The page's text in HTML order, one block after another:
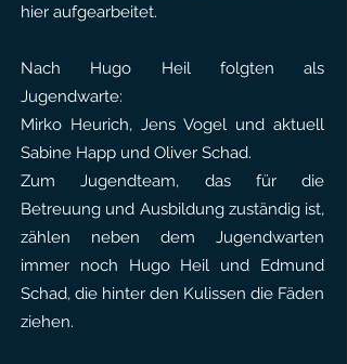
hier aufgearbeitet.
Nach Hugo Heil folgten als
Jugendwarte:
Mirko Heurich, Jens Vogel und aktuell
Sabine Happ und Oliver Schad.
Zum Jugendteam, das für die
Betreuung und Ausbildung zuständig ist,
zählen neben dem Jugendwarten
immer noch Hugo Heil und Edmund
Schad, die hinter den Kulissen die Fäden
ziehen.